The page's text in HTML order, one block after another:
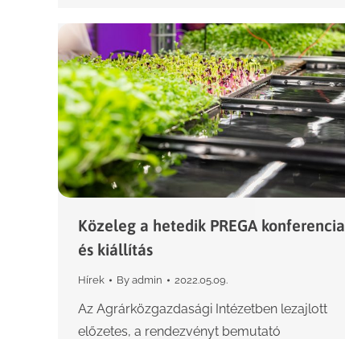
Közeleg a hetedik PREGA konferencia
és kiállítás
Hírek By admin 2022.05.09.
Az Agrárközgazdasági Intézetben lezajlott
előzetes, a rendezvényt bemutató